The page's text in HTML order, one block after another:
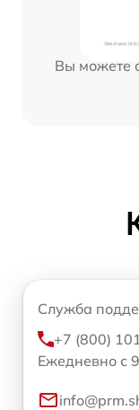
Вы можете
Служба
+7 (800)
Ежедневно с